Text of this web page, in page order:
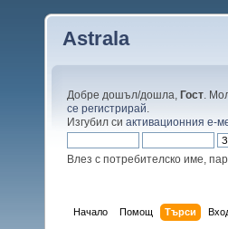
Astrala
Добре дошъл/дошла, Гост .
се регистрирай
Изгубил си активационния е-
Влез с потребителско име,
Начало Помощ Търси